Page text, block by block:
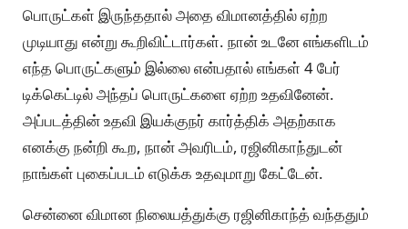
பொருட்கள் இருந்ததால் அதை விமானத்தில் ஏற்ற
முடியாது என்று கூறிவிட்டார்கள். நான் உடனே எங்களிடம்
எந்த பொருட்களும் இல்லை என்பதால் எங்கள் 4 பேர்
டிக்கெட்டில் அந்தப் பொருட்களை ஏற்ற உதவினேன்.
அப்படத்தின் உதவி இயக்குநர் கார்த்திக் அதற்காக
எனக்கு நன்றி கூற, நான் அவரிடம், ரஜினிகாந்துடன்
நாங்கள் புகைப்படம் எடுக்க உதவுமாறு கேட்டேன்.
சென்னை விமான நிலையத்துக்கு ரஜினிகாந்த் வந்ததும்